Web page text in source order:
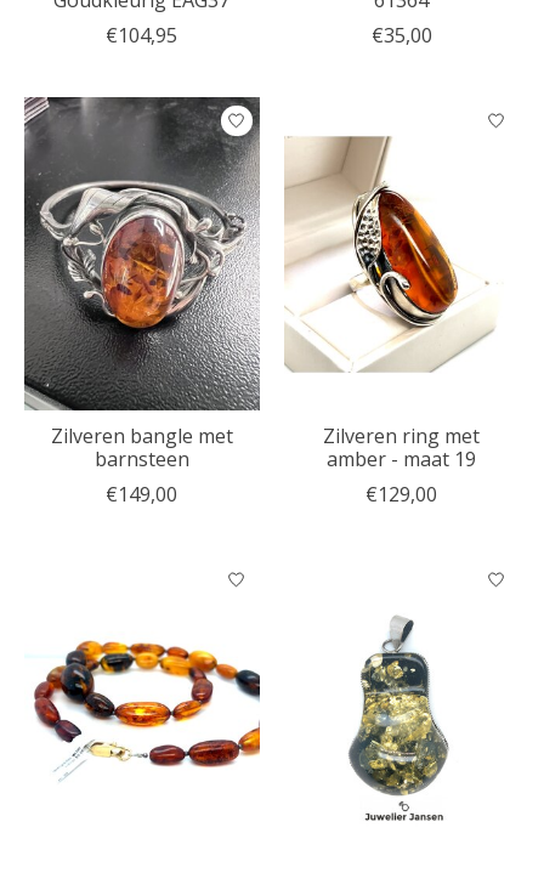
€104,95
€35,00
Zilveren bangle met
barnsteen
€149,00
Zilveren ring met
amber - maat 19
€129,00